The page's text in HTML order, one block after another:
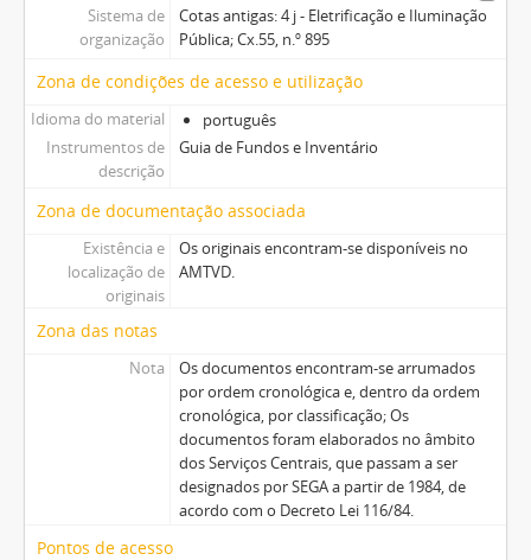
Sistema de
organização
Cotas antigas: 4 j - Eletrificação e Iluminação
Pública; Cx.55, n.º 895
Zona de condições de acesso e utilização
Idioma do material
português
Instrumentos de
descrição
Guia de Fundos e Inventário
Zona de documentação associada
Existência e
localização de
originais
Os originais encontram-se disponíveis no
AMTVD.
Zona das notas
Nota
Os documentos encontram-se arrumados
por ordem cronológica e, dentro da ordem
cronológica, por classificação; Os
documentos foram elaborados no âmbito
dos Serviços Centrais, que passam a ser
designados por SEGA a partir de 1984, de
acordo com o Decreto Lei 116/84.
Pontos de acesso